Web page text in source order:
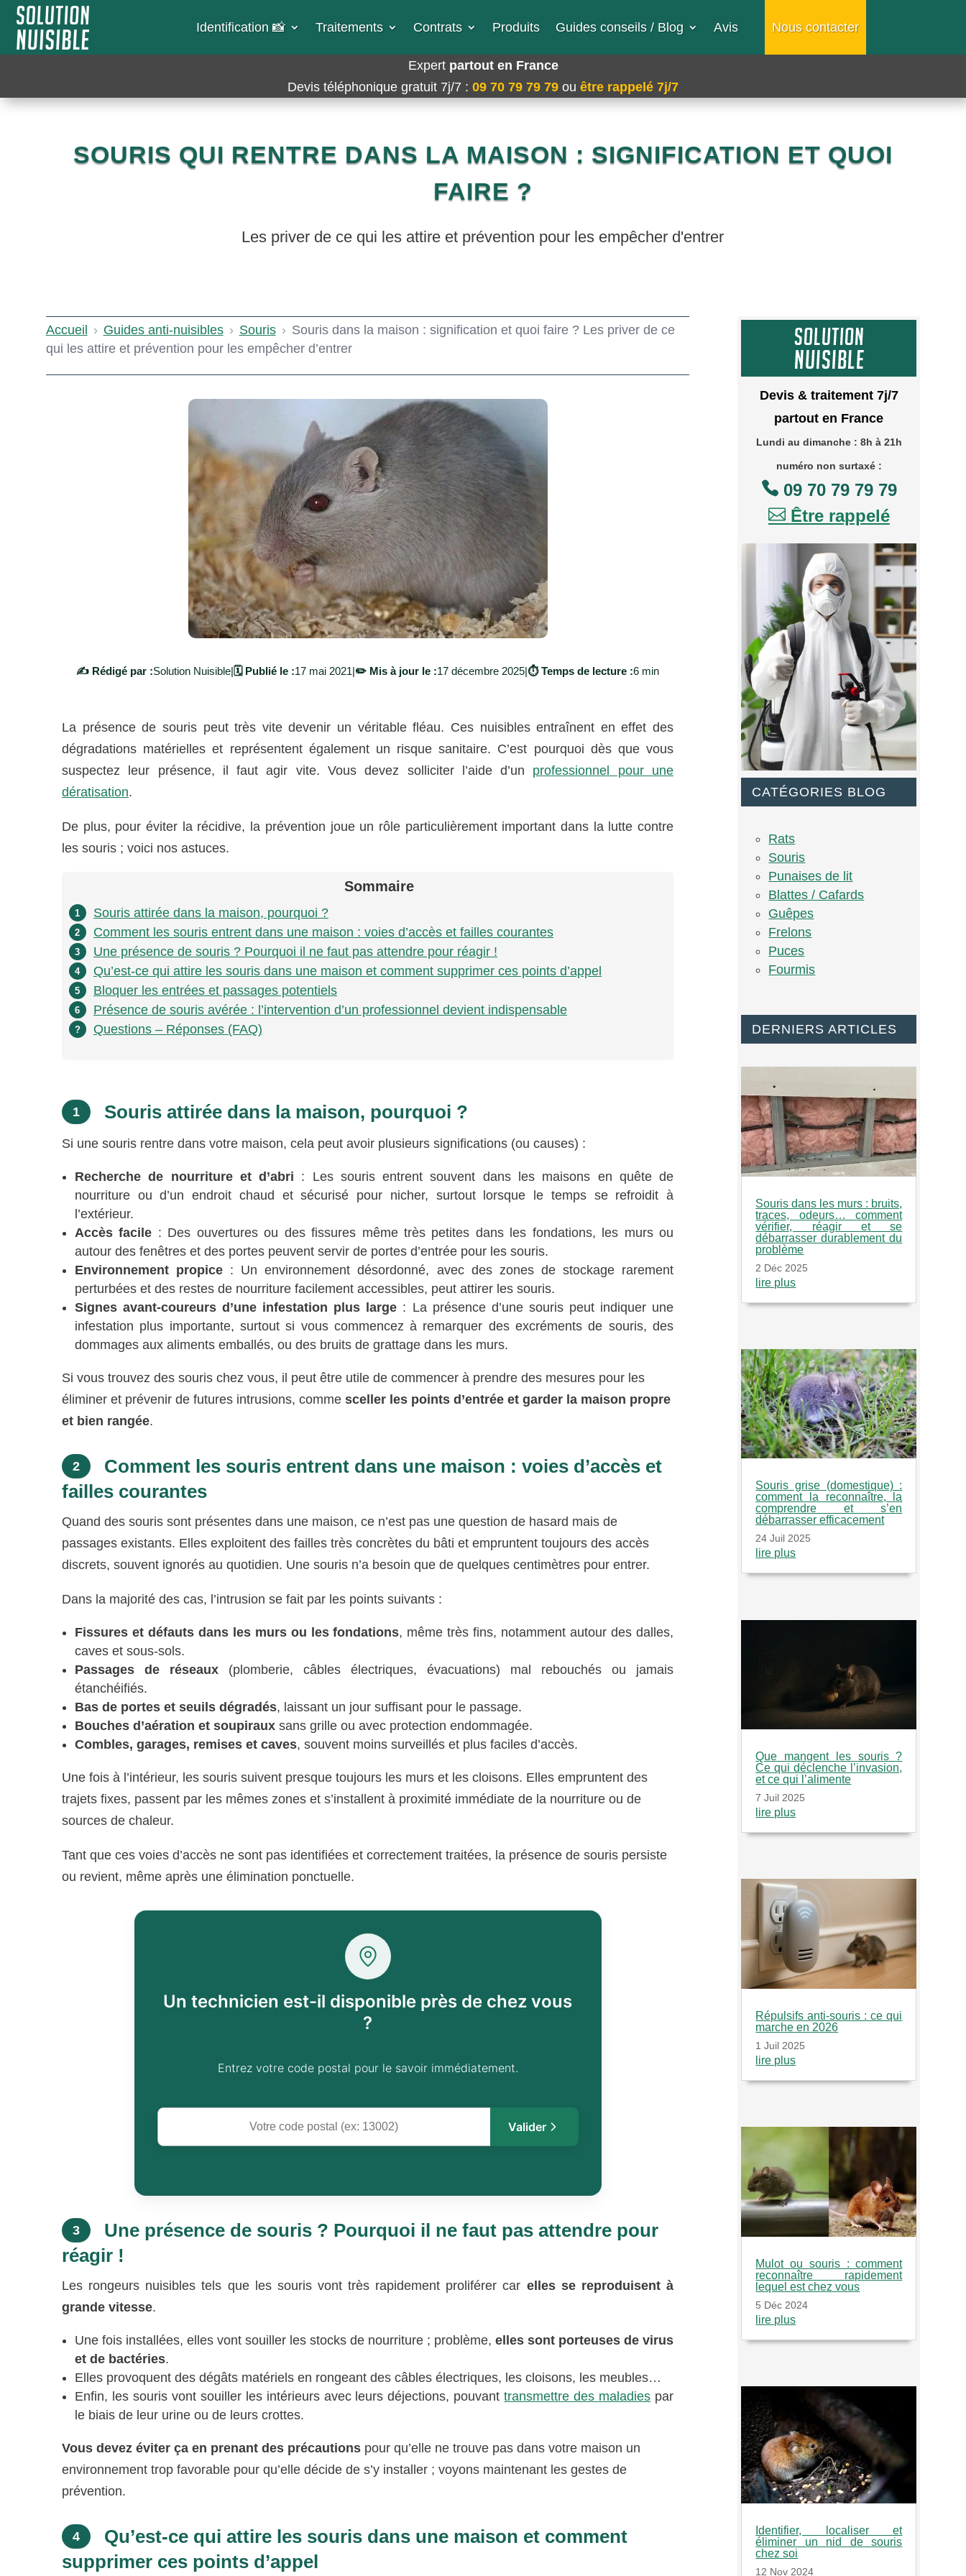
Identification 📸​ Traitements Contrats Produits Guides conseils / Blog Avis Nous contacter
Expert partout en France
Devis téléphonique gratuit 7j/7 : 09 70 79 79 79 ou être rappelé 7j/7
SOURIS QUI RENTRE DANS LA MAISON : SIGNIFICATION ET QUOI
FAIRE ?
Les priver de ce qui les attire et prévention pour les empêcher d'entrer
Accueil › Guides anti-nuisibles › Souris › Souris dans la maison : signification et quoi faire ? Les priver de ce
qui les attire et prévention pour les empêcher d’entrer
✍️ Rédigé par :Solution Nuisible|🗓️ Publié le :17 mai 2021|✏️ Mis à jour le :17 décembre 2025|⏱️ Temps de lecture :6 min
La présence de souris peut très vite devenir un véritable fléau. Ces nuisibles entraînent en effet des
dégradations matérielles et représentent également un risque sanitaire. C’est pourquoi dès que vous
suspectez leur présence, il faut agir vite. Vous devez solliciter l’aide d’un professionnel pour une
dératisation.
De plus, pour éviter la récidive, la prévention joue un rôle particulièrement important dans la lutte contre
les souris ; voici nos astuces.
Sommaire
1 Souris attirée dans la maison, pourquoi ?
2 Comment les souris entrent dans une maison : voies d’accès et failles courantes
3 Une présence de souris ? Pourquoi il ne faut pas attendre pour réagir !
4 Qu’est-ce qui attire les souris dans une maison et comment supprimer ces points d’appel
5 Bloquer les entrées et passages potentiels
6 Présence de souris avérée : l’intervention d’un professionnel devient indispensable
? Questions – Réponses (FAQ)
1 Souris attirée dans la maison, pourquoi ?
Si une souris rentre dans votre maison, cela peut avoir plusieurs significations (ou causes) :
Recherche de nourriture et d’abri : Les souris entrent souvent dans les maisons en quête de
nourriture ou d’un endroit chaud et sécurisé pour nicher, surtout lorsque le temps se refroidit à
l’extérieur.
Accès facile : Des ouvertures ou des fissures même très petites dans les fondations, les murs ou
autour des fenêtres et des portes peuvent servir de portes d’entrée pour les souris.
Environnement propice : Un environnement désordonné, avec des zones de stockage rarement
perturbées et des restes de nourriture facilement accessibles, peut attirer les souris.
Signes avant-coureurs d’une infestation plus large : La présence d’une souris peut indiquer une
infestation plus importante, surtout si vous commencez à remarquer des excréments de souris, des
dommages aux aliments emballés, ou des bruits de grattage dans les murs.
Si vous trouvez des souris chez vous, il peut être utile de commencer à prendre des mesures pour les
éliminer et prévenir de futures intrusions, comme sceller les points d’entrée et garder la maison propre
et bien rangée.
2
Comment les souris entrent dans une maison : voies d’accès et
failles courantes
Quand des souris sont présentes dans une maison, ce n’est pas une question de hasard mais de
passages existants. Elles exploitent des failles très concrètes du bâti et empruntent toujours des accès
discrets, souvent ignorés au quotidien. Une souris n’a besoin que de quelques centimètres pour entrer.
Dans la majorité des cas, l’intrusion se fait par les points suivants :
Fissures et défauts dans les murs ou les fondations, même très fins, notamment autour des dalles,
caves et sous-sols.
Passages de réseaux (plomberie, câbles électriques, évacuations) mal rebouchés ou jamais
étanchéifiés.
Bas de portes et seuils dégradés, laissant un jour suffisant pour le passage.
Bouches d’aération et soupirauxsans grille ou avec protection endommagée.
Combles, garages, remises et caves, souvent moins surveillés et plus faciles d’accès.
Une fois à l’intérieur, les souris suivent presque toujours les murs et les cloisons. Elles empruntent des
trajets fixes, passent par les mêmes zones et s’installent à proximité immédiate de la nourriture ou de
sources de chaleur.
Tant que ces voies d’accès ne sont pas identifiées et correctement traitées, la présence de souris persiste
ou revient, même après une élimination ponctuelle.
Un technicien est-il disponible près de chez vous
?
Entrez votre code postal pour le savoir immédiatement.
Valider
3
Une présence de souris ? Pourquoi il ne faut pas attendre pour
réagir !
Les rongeurs nuisibles tels que les souris vont très rapidement proliférer car elles se reproduisent à
grande vitesse.
Une fois installées, elles vont souiller les stocks de nourriture ; problème,elles sont porteuses de virus
et de bactéries.
Elles provoquent des dégâts matériels en rongeant des câbles électriques, les cloisons, les meubles…
Enfin, les souris vont souiller les intérieurs avec leurs déjections, pouvanttransmettre des maladies par
le biais de leur urine ou de leurs crottes.
Vous devez éviter ça en prenant des précautionspour qu’elle ne trouve pas dans votre maison un
environnement trop favorable pour qu’elle décide de s’y installer ; voyons maintenant les gestes de
prévention.
4
Qu’est-ce qui attire les souris dans une maison et comment
supprimer ces points d’appel
Devis & traitement 7j/7
partout en France
Lundi au dimanche : 8h à 21h
numéro non surtaxé :
09 70 79 79 79
 Être rappelé
CATÉGORIES BLOG
Rats
Souris
Punaises de lit
Blattes / Cafards
Guêpes
Frelons
Puces
Fourmis
DERNIERS ARTICLES
Souris dans les murs : bruits,
traces, odeurs… comment
vérifier, réagir et se
débarrasser durablement du
problème
2 Déc 2025
lire plus
Souris grise (domestique) :
comment la reconnaître, la
comprendre et s’en
débarrasser efficacement
24 Juil 2025
lire plus
Que mangent les souris ?
Ce qui déclenche l’invasion,
et ce qui l’alimente
7 Juil 2025
lire plus
Répulsifs anti-souris : ce qui
marche en 2026
1 Juil 2025
lire plus
Mulot ou souris : comment
reconnaître rapidement
lequel est chez vous
5 Déc 2024
lire plus
Identifier, localiser et
éliminer un nid de souris
chez soi
12 Nov 2024